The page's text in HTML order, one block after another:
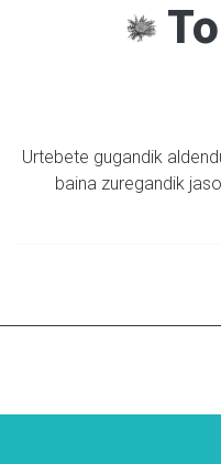
Urtebete gugandik
baina zuregandik